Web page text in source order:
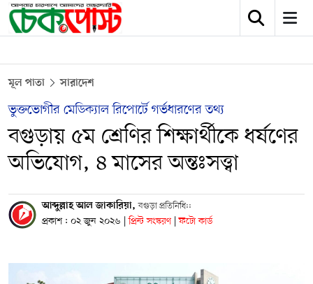
মূল পাতা সারাদেশ
ভুক্তভোগীর মেডিক্যাল রিপোর্টে গর্ভধারণের তথ্য
বগুড়ায় ৫ম শ্রেণির শিক্ষার্থীকে ধর্ষণের
অভিযোগ, ৪ মাসের অন্তঃসত্ত্বা
আব্দুল্লাহ আল জাকারিয়া,বগুড়া প্রতিনিধি::
প্রকাশ : ০২ জুন ২০২৬ | প্রিন্ট সংস্করণ | ফটো কার্ড